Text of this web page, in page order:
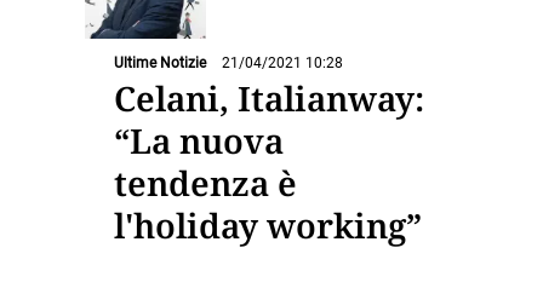
Ultime Notizie 21/04/2021 10:28
Celani, Italianway:
“La nuova
tendenza è
l'holiday working”